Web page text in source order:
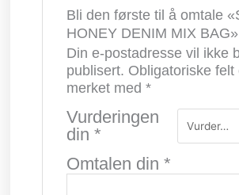
Bli den første til å omtale
HONEY DENIM MIX BAG»
Din e-postadresse vil ikke
publisert. Obligatoriske felt
merket med*
Vurderingen
din*
Omtalen din*